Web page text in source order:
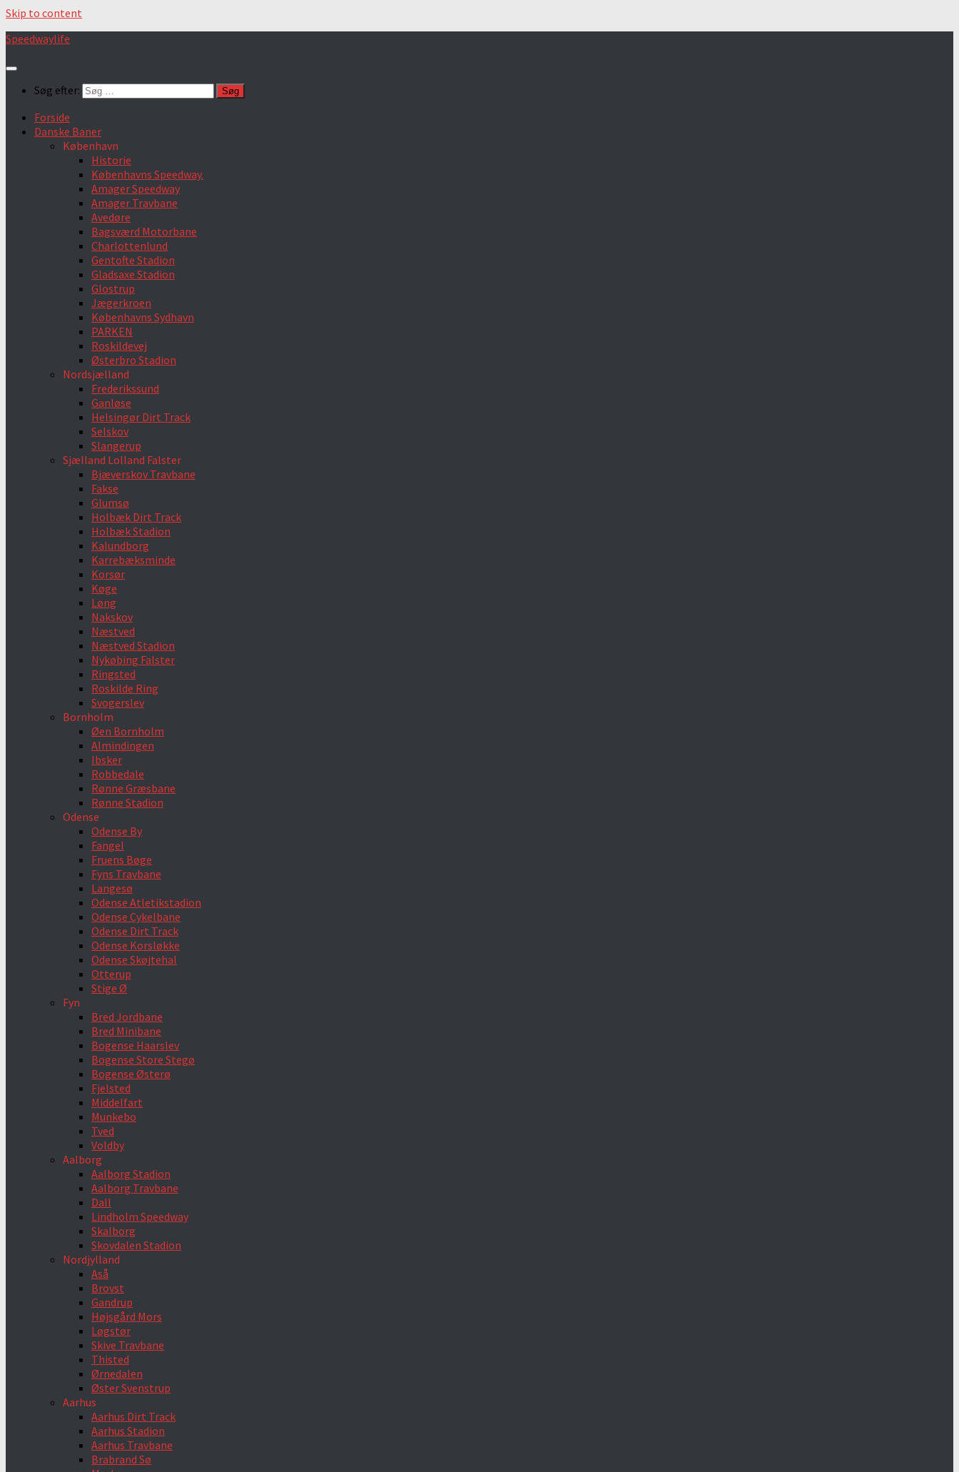
Skip to content
Speedwaylife
Søg efter:
Forside
Danske Baner
København
Historie
Københavns Speedway.
Amager Speedway
Amager Travbane
Avedøre
Bagsværd Motorbane
Charlottenlund
Gentofte Stadion
Gladsaxe Stadion
Glostrup
Jægerkroen
Københavns Sydhavn
PARKEN
Roskildevej
Østerbro Stadion
Nordsjælland
Frederikssund
Ganløse
Helsingør Dirt Track
Selskov
Slangerup
Sjælland Lolland Falster
Bjæverskov Travbane
Fakse
Glumsø
Holbæk Dirt Track
Holbæk Stadion
Kalundborg
Karrebæksminde
Korsør
Køge
Løng
Nakskov
Næstved
Næstved Stadion
Nykøbing Falster
Ringsted
Roskilde Ring
Svogerslev
Bornholm
Øen Bornholm
Almindingen
Ibsker
Robbedale
Rønne Græsbane
Rønne Stadion
Odense
Odense By
Fangel
Fruens Bøge
Fyns Travbane
Langesø
Odense Atletikstadion
Odense Cykelbane
Odense Dirt Track
Odense Korsløkke
Odense Skøjtehal
Otterup
Stige Ø
Fyn
Bred Jordbane
Bred Minibane
Bogense Haarslev
Bogense Store Stegø
Bogense Østerø
Fjelsted
Middelfart
Munkebo
Tved
Voldby
Aalborg
Aalborg Stadion
Aalborg Travbane
Dall
Lindholm Speedway
Skalborg
Skovdalen Stadion
Nordjylland
Aså
Brovst
Gandrup
Højsgård Mors
Løgstør
Skive Travbane
Thisted
Ørnedalen
Øster Svenstrup
Aarhus
Aarhus Dirt Track
Aarhus Stadion
Aarhus Travbane
Brabrand Sø